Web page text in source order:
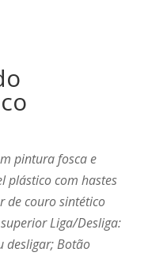
pintura fosca e
plástico com hastes
de couro sintético
Liga/Desliga:
desligar; Botão